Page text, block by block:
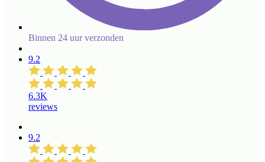
Binnen 24 uur verzonden
9.2
6.3K
reviews
9.2